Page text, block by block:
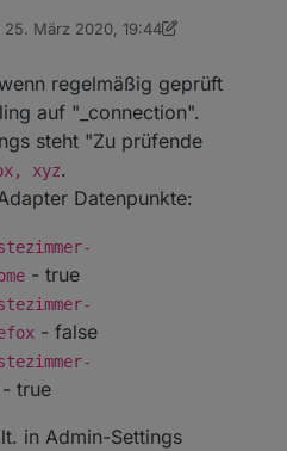
im setting definiert man den
eine datenpunkt bekommt - evtl
format - also antwort und frage
anfrage und antwort geht zwar
aufpassen - bei iobroker
25. März 2020, 19:44
von Mic
regelmäßig geprüft
auf "_connection".
steht "Zu prüfende
xyz.
Datenpunkte:
- true
- false
- true
in Admin-Settings